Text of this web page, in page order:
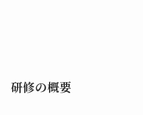
研修の概要